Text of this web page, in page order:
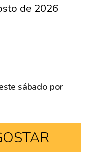
de 2026
sábado por